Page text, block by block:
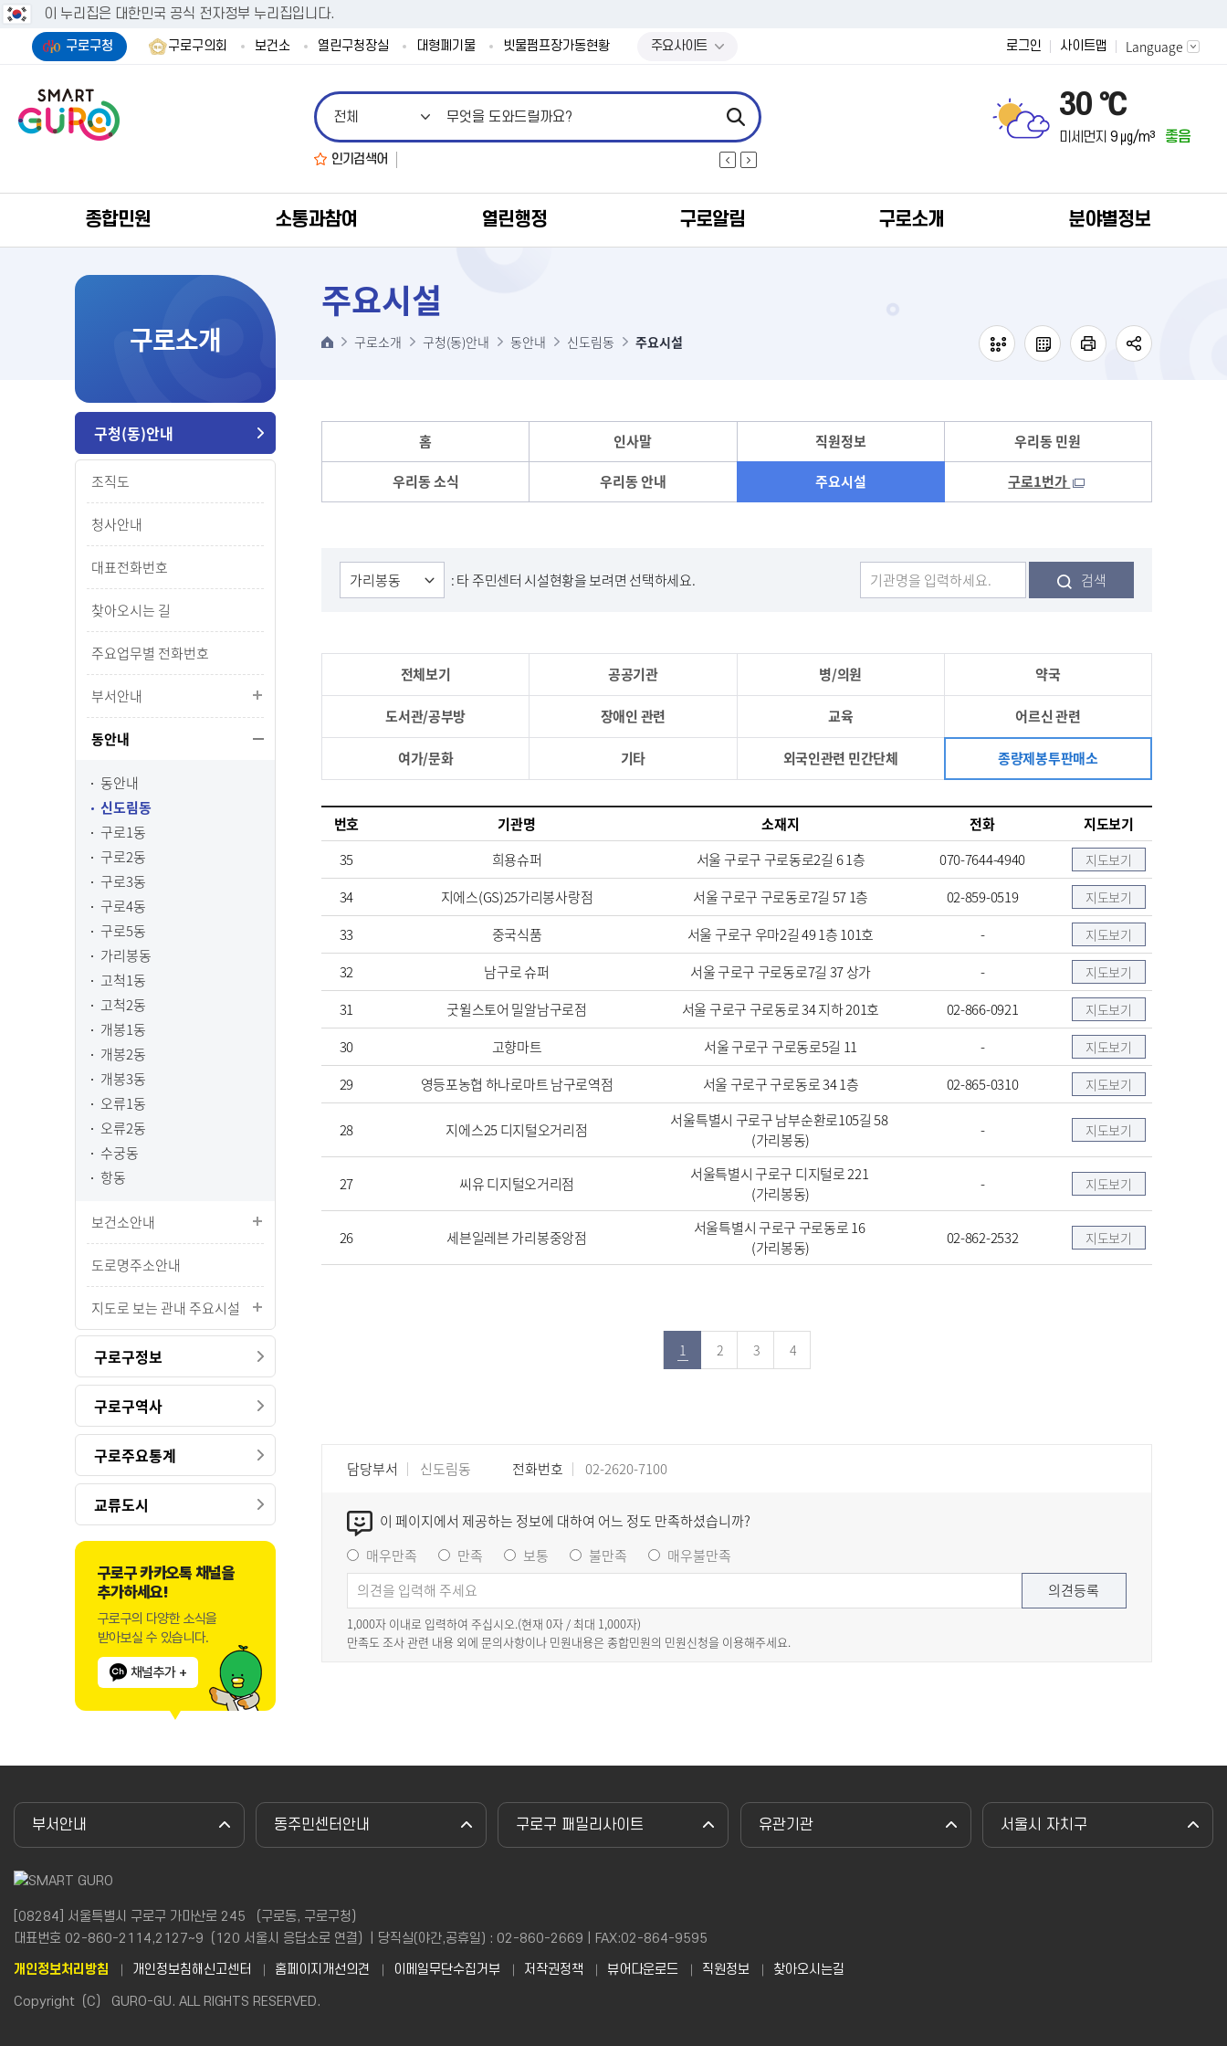
이 누리집은 대한민국 공식 전자정부 누리집입니다.
구로구청 구로구의회 보건소 열린구청장실 대형폐기물 빗물펌프장가동현황 주요사이트 로그인 사이트맵 Language
인기검색어
30 ℃
미세먼지 9 ㎍/m³ 좋음
종합민원 소통과참여 열린행정 구로알림 구로소개 분야별정보
구로소개
구청(동)안내
조직도
청사안내
대표전화번호
찾아오시는 길
주요업무별 전화번호
부서안내
동안내
동안내
신도림동
구로1동
구로2동
구로3동
구로4동
구로5동
가리봉동
고척1동
고척2동
개봉1동
개봉2동
개봉3동
오류1동
오류2동
수궁동
항동
보건소안내
도로명주소안내
지도로 보는 관내 주요시설
구로구정보
구로구역사
구로주요통계
교류도시
구로구 카카오톡 채널을
추가하세요!
구로구의 다양한 소식을
받아보실 수 있습니다.
채널추가 +
주요시설
구로소개 구청(동)안내 동안내 신도림동 주요시설
홈 인사말 직원정보
우리동 민원
우리동 소식
우리동 안내 주요시설 구로1번가
: 타 주민센터 시설현황을 보려면 선택하세요. 검색
전체보기 공공기관 병/의원 약국
도서관/공부방 장애인 관련 교육 어르신 관련
여가/문화 기타 외국인관련 민간단체 종량제봉투판매소
번호 기관명 소재지 전화
지도보기
35
희용슈퍼 서울 구로구 구로동로2길 6 1층 070-7644-4940 지도보기
34 지에스(GS)25가리봉사랑점 서울 구로구 구로동로7길 57 1층 02-859-0519 지도보기
33 중국식품 서울 구로구 우마2길 49 1층 101호 - 지도보기
32 남구로 슈퍼 서울 구로구 구로동로7길 37 상가 - 지도보기
31 굿윌스토어 밀알남구로점 서울 구로구 구로동로 34 지하 201호 02-866-0921 지도보기
30 고향마트 서울 구로구 구로동로5길 11 - 지도보기
29 영등포농협 하나로마트 남구로역점 서울 구로구 구로동로 34 1층 02-865-0310 지도보기
28 지에스25 디지털오거리점
서울특별시 구로구 남부순환로105길 58
(가리봉동)
- 지도보기
27 씨유 디지털오거리점
서울특별시 구로구 디지털로 221
(가리봉동)
- 지도보기
26 세븐일레븐 가리봉중앙점
서울특별시 구로구 구로동로 16
(가리봉동)
02-862-2532 지도보기
1 2 3 4
담당부서 신도림동 전화번호 02-2620-7100
이 페이지에서 제공하는 정보에 대하여 어느 정도 만족하셨습니까?
매우만족
만족 보통 불만족 매우불만족
1,000자 이내로 입력하여 주십시오.(현재0자 / 최대 1,000자)
만족도 조사 관련 내용 외에 문의사항이나 민원내용은 종합민원의 민원신청을 이용해주세요.
부서안내 동주민센터안내 구로구 패밀리사이트 유관기관 서울시 자치구
[08284] 서울특별시 구로구 가마산로 245 （구로동, 구로구청）
대표번호 02-860-2114,2127~9（120 서울시 응답소로 연결）| 당직실(야간,공휴일) : 02-860-2669 | FAX:02-864-9595
개인정보처리방침
개인정보침해신고센터 홈페이지개선의견 이메일무단수집거부 저작권정책 뷰어다운로드 직원정보 찾아오시는길
Copyright（C） GURO-GU. ALL RIGHTS RESERVED.